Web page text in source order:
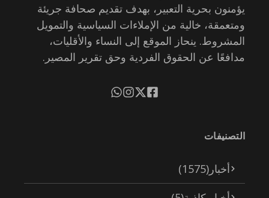
يؤمنون بحرية التعبير، بهدف تقديم صحافة جريئة
ومتعمقة، خالية من الإملاءات السياسية والتمويل
المشروط. ينحاز الموقع إلى النساء والأقليات،
مدافعًا عن الحقوق الفردية وحق تقرير المصير.
التصنيفات
أخبار (1575)